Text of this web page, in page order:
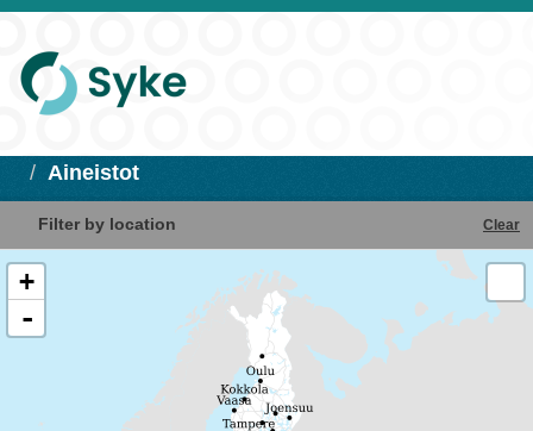
Aineistot
Filter by location Clear
+
-